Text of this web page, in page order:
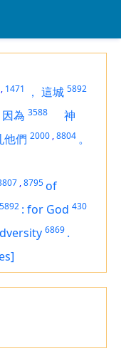
, 1471 ， 這城 5892
因為 3588 神
他們 2000 ,8804 。
,8795of
5892 : for God 430
6869 .